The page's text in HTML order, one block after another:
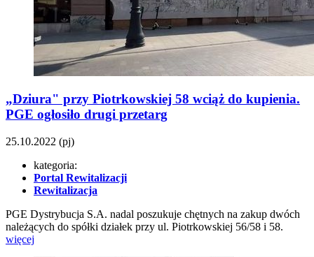
„Dziura" przy Piotrkowskiej 58 wciąż do kupienia.
PGE ogłosiło drugi przetarg
25.10.2022 (pj)
kategoria:
Portal Rewitalizacji
Rewitalizacja
PGE Dystrybucja S.A. nadal poszukuje chętnych na zakup dwóch
należących do spółki działek przy ul. Piotrkowskiej 56/58 i 58.
więcej